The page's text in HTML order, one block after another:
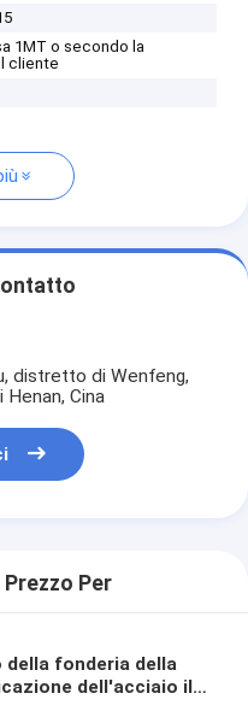
1MT o secondo la
cliente
distretto di Wenfeng,
Cina
Per
della fonderia della
dell'acciaio il